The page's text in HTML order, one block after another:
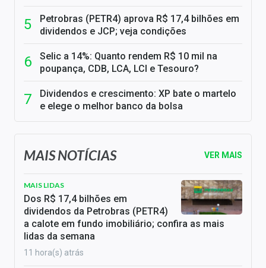
Petrobras (PETR4) aprova R$ 17,4 bilhões em
dividendos e JCP; veja condições
Selic a 14%: Quanto rendem R$ 10 mil na
poupança, CDB, LCA, LCI e Tesouro?
Dividendos e crescimento: XP bate o martelo
e elege o melhor banco da bolsa
MAIS NOTÍCIAS VER MAIS
MAIS LIDAS
Dos R$ 17,4 bilhões em
dividendos da Petrobras (PETR4)
a calote em fundo imobiliário; confira as mais
lidas da semana
11 hora(s) atrás